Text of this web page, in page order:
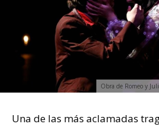
Obra de Romeo y
Una de las más aclamadas